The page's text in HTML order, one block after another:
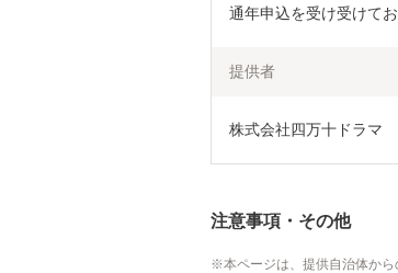
提供者
株式会社四万十ドラマ
注意事項・その他
本ページは、提供自治体から